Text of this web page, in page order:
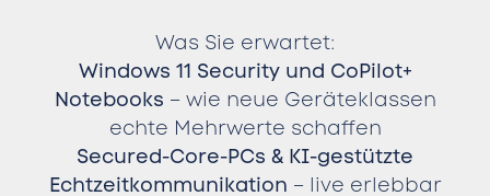
Was Sie erwartet:
Windows 11 Security und CoPilot+
Notebooks – wie neue Geräteklassen
echte Mehrwerte schaffen
Secured-Core-PCs & KI-gestützte
Echtzeitkommunikation – live erlebbar